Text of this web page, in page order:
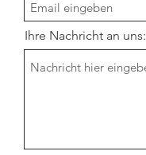
Ihre Nachricht an uns: